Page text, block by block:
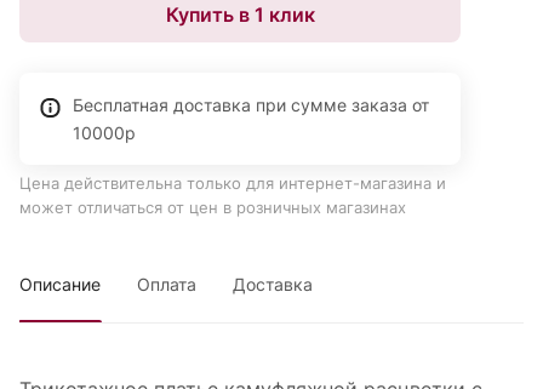
Купить в 1 клик
Бесплатная доставка при сумме заказа от
10000р
Цена действительна только для интернет-магазина и
может отличаться от цен в розничных магазинах
Описание Оплата Доставка